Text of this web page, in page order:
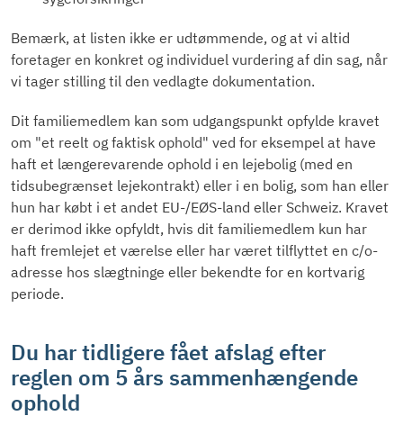
Bemærk, at listen ikke er udtømmende, og at vi altid
foretager en konkret og individuel vurdering af din sag, når
vi tager stilling til den vedlagte dokumentation.
Dit familiemedlem kan som udgangspunkt opfylde kravet
om "et reelt og faktisk ophold" ved for eksempel at have
haft et længerevarende ophold i en lejebolig (med en
tidsubegrænset lejekontrakt) eller i en bolig, som han eller
hun har købt i et andet EU-/EØS-land eller Schweiz. Kravet
er derimod ikke opfyldt, hvis dit familiemedlem kun har
haft fremlejet et værelse eller har været tilflyttet en c/o-
adresse hos slægtninge eller bekendte for en kortvarig
periode.
Du har tidligere fået afslag efter
reglen om 5 års sammenhængende
ophold